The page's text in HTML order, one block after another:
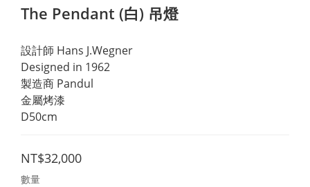
The Pendant (白) 吊燈
設計師 Hans J.Wegner
Designed in 1962
製造商 Pandul
金屬烤漆
D50cm
NT$32,000
數量